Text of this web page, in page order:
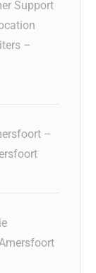
Support
–
–